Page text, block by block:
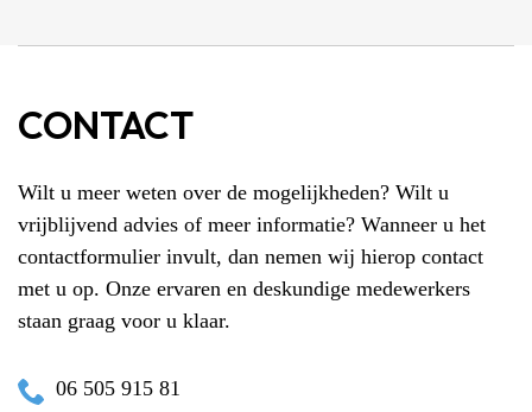
CONTACT
Wilt u meer weten over de mogelijkheden? Wilt u
vrijblijvend advies of meer informatie? Wanneer u het
contactformulier invult, dan nemen wij hierop contact
met u op. Onze ervaren en deskundige medewerkers
staan graag voor u klaar.
06 505 915 81